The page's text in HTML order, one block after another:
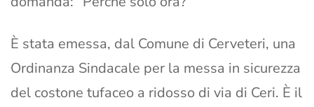
È stata emessa, dal Comune di Cerveteri, una
Ordinanza Sindacale per la messa in sicurezza
del costone tufaceo a ridosso di via di Ceri. È il